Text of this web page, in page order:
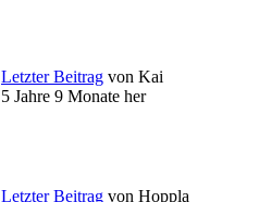
Letzter Beitrag von Kai
5 Jahre 9 Monate her
Letzter Beitrag von Hoppla